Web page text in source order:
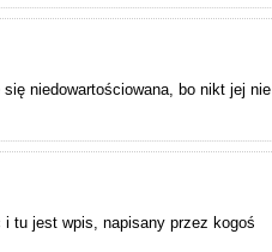
niedowartościowana, bo nikt jej nie
i tu jest wpis, napisany przez kogoś